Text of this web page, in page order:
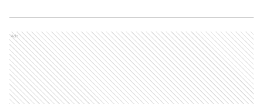
Ads